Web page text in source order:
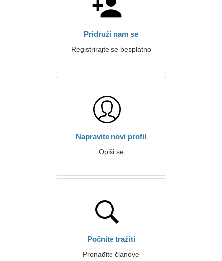
Pridruži nam se
Registrirajte se besplatno
Napravite novi profil
Opiši se
Počnite tražiti
Pronađite članove